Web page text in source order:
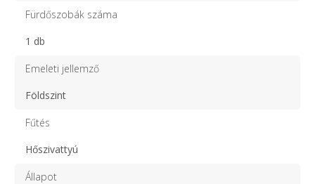
Fürdőszobák száma
1 db
Emeleti jellemző
Földszint
Fűtés
Hőszivattyú
Állapot